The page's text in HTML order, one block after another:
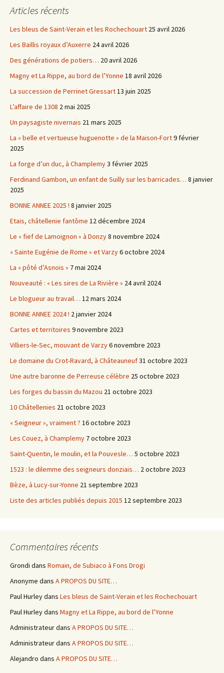
Articles récents
Les bleus de Saint-Verain et les Rochechouart 25 avril 2026
Les Baillis royaux d’Auxerre 24 avril 2026
Des générations de potiers… 20 avril 2026
Magny et La Rippe, au bord de l’Yonne 18 avril 2026
La succession de Perrinet Gressart 13 juin 2025
L’affaire de 1308 2 mai 2025
Un paysagiste nivernais 21 mars 2025
La « belle et vertueuse huguenotte » de la Maison-Fort9 février
2025
La forge d’un duc, à Champlemy3 février 2025
Ferdinand Gambon, un enfant de Suilly sur les barricades… 8 janvier
2025
BONNE ANNEE 2025 ! 8 janvier 2025
Etais, châtellenie fantôme 12 décembre 2024
Le « fief de Lamoignon » à Donzy8 novembre 2024
« Sainte Eugénie de Rome » et Varzy6 octobre 2024
La « pôté d’Asnois » 7 mai 2024
Nouveauté : « Les sires de La Rivière » 24 avril 2024
Le blogueur au travail… 12 mars 2024
BONNE ANNEE 2024 ! 2 janvier 2024
Cartes et territoires 9 novembre 2023
Villiers-le-Sec, mouvant de Varzy6 novembre 2023
Le domaine du Crot-Ravard, à Châteauneuf31 octobre 2023
Une autre baronne de Perreuse célèbre 25 octobre 2023
Les forges du bassin du Mazou 21 octobre 2023
10 Châtellenies 21 octobre 2023
« Seigneur », vraiment ? 16 octobre 2023
Les Couez, à Champlemy 7 octobre 2023
Saint-Quentin, le moulin, et la Pouvesle… 5 octobre 2023
1523 : le dilemme des seigneurs donziais… 2 octobre 2023
Bèze, à Lucy-sur-Yonne 21 septembre 2023
Liste des articles publiés depuis 2015 12 septembre 2023
Commentaires récents
Grondi dans Romain, de Subiaco à Fons Drogi
Anonyme dans A PROPOS DU SITE…
Paul Hurleydans Les bleus de Saint-Verain et les Rochechouart
Paul Hurleydans Magny et La Rippe, au bord de l’Yonne
Administrateurdans A PROPOS DU SITE…
Administrateurdans A PROPOS DU SITE…
Alejandro dans A PROPOS DU SITE…